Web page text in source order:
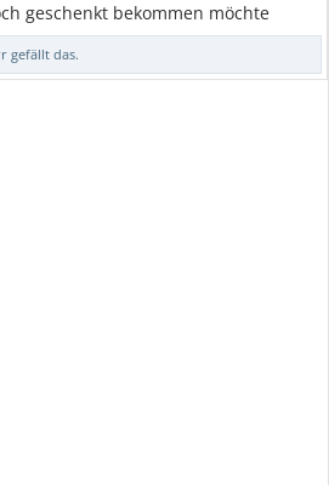
geschenkt bekommen möchte
gefällt das.